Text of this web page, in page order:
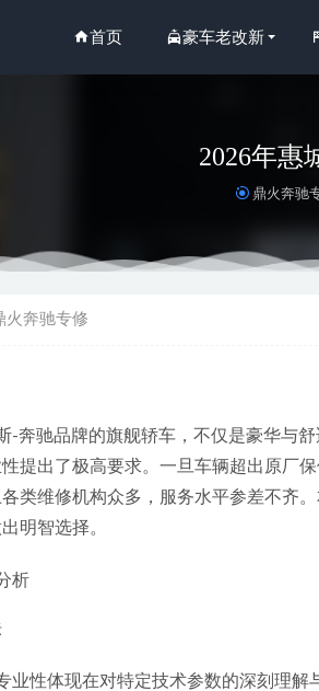
首页 豪车老改新
2026年惠
鼎火奔驰
火奔驰专修
-奔驰品牌的旗舰轿车，不仅是豪华与
提出了极高要求。一旦车辆超出原厂
类维修机构众多，服务水平参差不齐
明智选择。
析
专业性体现在对特定技术参数的深刻理
2026年中惠州大
2026惠城奔驰保